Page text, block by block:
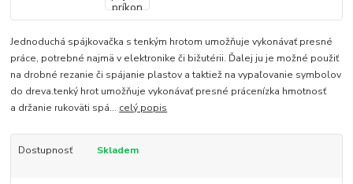
Jednoduchá spájkovačka s tenkým hrotom umožňuje vykonávať presné
práce, potrebné najmä v elektronike či bižutérii. Ďalej ju je možné použiť
na drobné rezanie či spájanie plastov a taktiež na vypaľovanie symbolov
do dreva.tenký hrot umožňuje vykonávať presné prácenízka hmotnosť
a držanie rukoväti spá... celý popis
Dostupnosť Skladem